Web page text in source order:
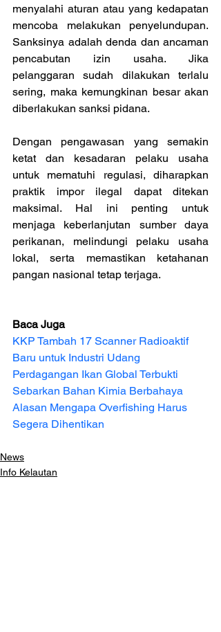
menyalahi aturan atau yang kedapatan
mencoba melakukan penyelundupan.
Sanksinya adalah denda dan ancaman
pencabutan izin usaha. Jika
pelanggaran sudah dilakukan terlalu
sering, maka kemungkinan besar akan
diberlakukan sanksi pidana.
Dengan pengawasan yang semakin
ketat dan kesadaran pelaku usaha
untuk mematuhi regulasi, diharapkan
praktik impor ilegal dapat ditekan
maksimal. Hal ini penting untuk
menjaga keberlanjutan sumber daya
perikanan, melindungi pelaku usaha
lokal, serta memastikan ketahanan
pangan nasional tetap terjaga.
Baca Juga
KKP Tambah 17 Scanner Radioaktif
Baru untuk Industri Udang
Perdagangan Ikan Global Terbukti
Sebarkan Bahan Kimia Berbahaya
Alasan Mengapa Overfishing Harus
Segera Dihentikan
News
Info Kelautan